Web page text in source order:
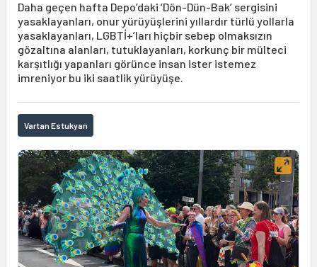
Daha geçen hafta Depo’daki ‘Dön-Dün-Bak’ sergisini
yasaklayanları, onur yürüyüşlerini yıllardır türlü yollarla
yasaklayanları, LGBTİ+’ları hiçbir sebep olmaksızın
gözaltına alanları, tutuklayanları, korkunç bir mülteci
karşıtlığı yapanları görünce insan ister istemez
imreniyor bu iki saatlik yürüyüşe.
Vartan Estukyan